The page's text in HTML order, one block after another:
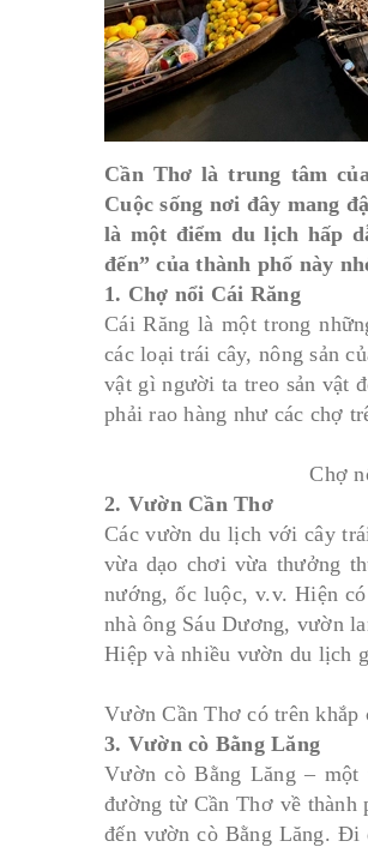
Cần Thơ là trung tâm
Cuộc sống nơi đây mang
là một điểm du lịch hấp
đến” của thành phố này
1. Chợ nổi Cái Răng
Cái Răng là một trong
các loại trái cây, nông sản
vật gì người ta treo sản vật
phải rao hàng như các chợ
Chợ
2. Vườn Cần Thơ
Các vườn du lịch với cây
vừa dạo chơi vừa thưởng
nướng, ốc luộc, v.v. Hiện
nhà ông Sáu Dương, vườn
Hiệp và nhiều vườn du lịch
Vườn Cần Thơ có trên khắp
3. Vườn cò Bằng Lăng
Vườn cò Bằng Lăng – một
đường từ Cần Thơ về
đến vườn cò Bằng Lăng. Đi